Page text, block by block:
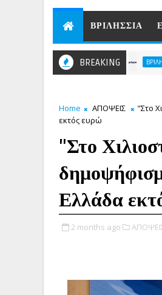
ΒΡΙΛΗΣΣΙΑ
BREAKINGΒΡΙΛΗΣΣΙΑ
Home ΑΠΟΨΕΙΣ
"Στο
εκτός ευρώ
"Στο
Ελλάδα
2 months ago